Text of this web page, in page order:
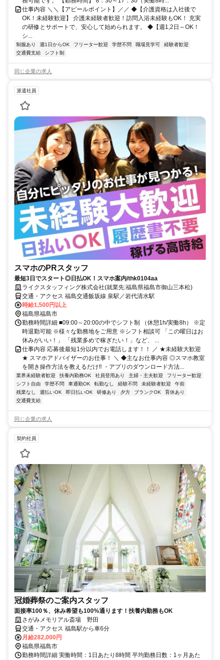
仕事内容 ＼＼【アピールポイント】／／ ◆【介護資格は入社後で
OK！未経験歓迎】 介護未経験者歓迎！訪問入浴未経験もOK！ 充実
の研修とサポートで、安心して始められます。 ◆【週1,2日～OK！
シ...
制服あり 週1日からOK フリーター歓迎 学歴不問 職場見学可
経験者歓迎
交通費支給
シフト制
同じ企業の求人
派遣社員
スマホのPRスタッフ
最短3日でスタート◎日払OK！スマホ案内/thk0104aa
ライクスタッフィング株式会社(就業先:福島県福島市御山三本松)
交通・アクセス 福島交通飯坂線 泉駅／岩代清水駅
時給1,500円以上
福島県福島市
勤務時間詳細 ■09:00～20:00の中でシフト制 （休憩1h/実働8h） ※定
時退勤可能 ※様々な勤務地をご用意 ※シフト相談可 「この曜日はお
休みがいい！」 「残業多めで稼ぎたい！」など、 ...
仕事内容 応募後最短1分以内でお電話します！！ ／ ★未経験大歓迎
★ スマホアドバイザーのお仕事！ ＼ ◆主なお仕事内容 ◎スマホ教室
を開き操作方法を教えるだけ!! ・アプリのダウンロード方法...
業界未経験者歓迎 扶養内勤務OK 社員登用あり 主婦・主夫歓迎
フリーター歓迎
シフト自由
学歴不問 車通勤OK 転勤なし 経験不問 未経験者歓迎
午前
残業なし
週払いOK 即日払いOK 研修あり 夕方 ブランクOK
育休あり
交通費支給
同じ企業の求人
契約社員
冠婚葬祭のご案内スタッフ
面接率100％、休み希望も100%通ります！扶養内勤務もOK
さがみメモリアル斎場 野田
交通・アクセス 福島駅から車6分
月給282,000円
福島県福島市
勤務時間詳細 実働時間：1日あたり8時間 平均勤務日数：1ヶ月あた